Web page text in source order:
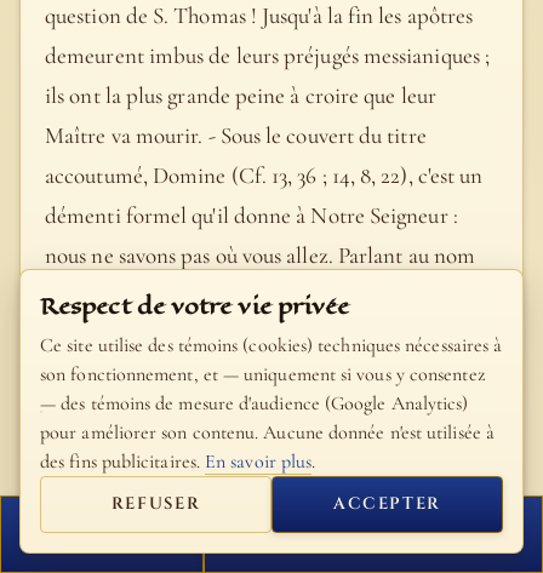
question de S. Thomas ! Jusqu'à la fin les apôtres
demeurent imbus de leurs préjugés messianiques ;
ils ont la plus grande peine à croire que leur
Maître va mourir. - Sous le couvert du titre
accoutumé, Domine (Cf. 13, 36 ; 14, 8, 22), c'est un
démenti formel qu'il donne à Notre Seigneur :
nous ne savons pas où vous allez. Parlant au nom
de tous, il affirme qu'ils ignorent le terme de ce
mystérieux voyage sur lequel Jésus était revenu
déjà plusieurs fois : comment donc connaîtraient-
ils la route ? C'est une pure impossibilité :
comment pourrions-nous savoir le chemin ? -
Quelques auteurs ont vu, non sans quelque raison,
dans l'interrogation de S. Thomas, un reflet de sa
FERMER PROCHAIN VERSET
Respect de votre vie privée
Ce site utilise des témoins (cookies) techniques nécessaires à
son fonctionnement, et — uniquement si vous y consentez
— des témoins de mesure d'audience (Google Analytics)
pour améliorer son contenu. Aucune donnée n'est utilisée à
des fins publicitaires. En savoir plus.
REFUSER ACCEPTER